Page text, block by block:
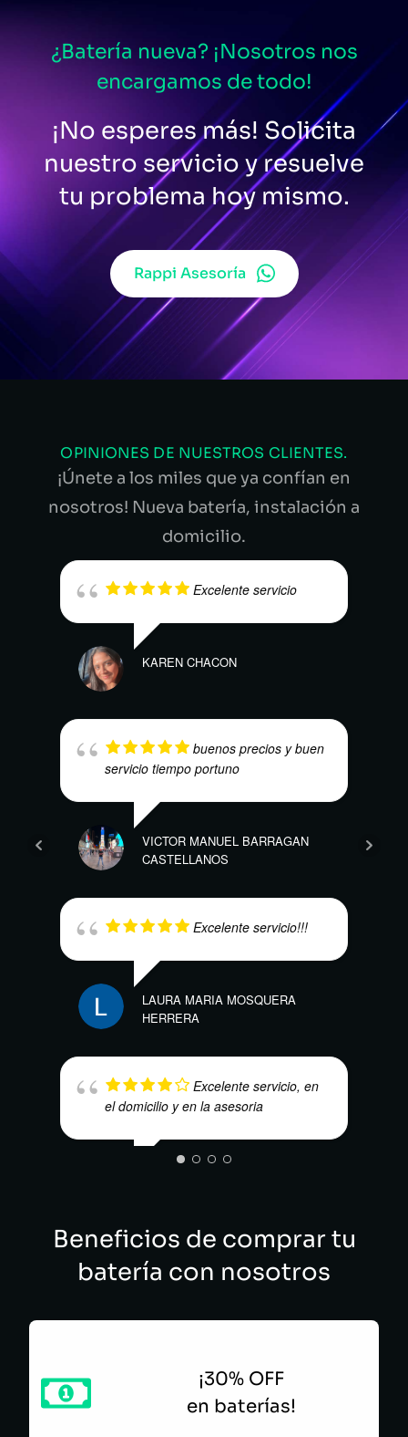
¿Batería nueva? ¡Nosotros nos
encargamos de todo!
¡No esperes más! Solicita
nuestro servicio y resuelve
tu problema hoy mismo.
Rappi Asesoría
OPINIONES DE NUESTROS CLIENTES.
¡Únete a los miles que ya confían en
nosotros! Nueva batería, instalación a
domicilio.
Excelente servicio
KAREN CHACON
buenos precios y buen
servicio tiempo portuno
VICTOR MANUEL BARRAGAN
CASTELLANOS
Excelente servicio!!!
LAURA MARIA MOSQUERA
HERRERA
Excelente servicio, en
el domicilio y en la asesoria
Beneficios de comprar tu
batería con nosotros
¡30% OFF
en baterías!